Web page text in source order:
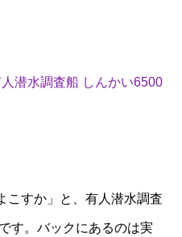
こすか」と、有人潜水調査
す。バックにあるのは実